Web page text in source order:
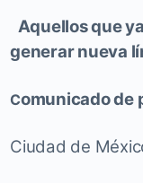
Aquellos que
generar nueva
Comunicado de
Ciudad de